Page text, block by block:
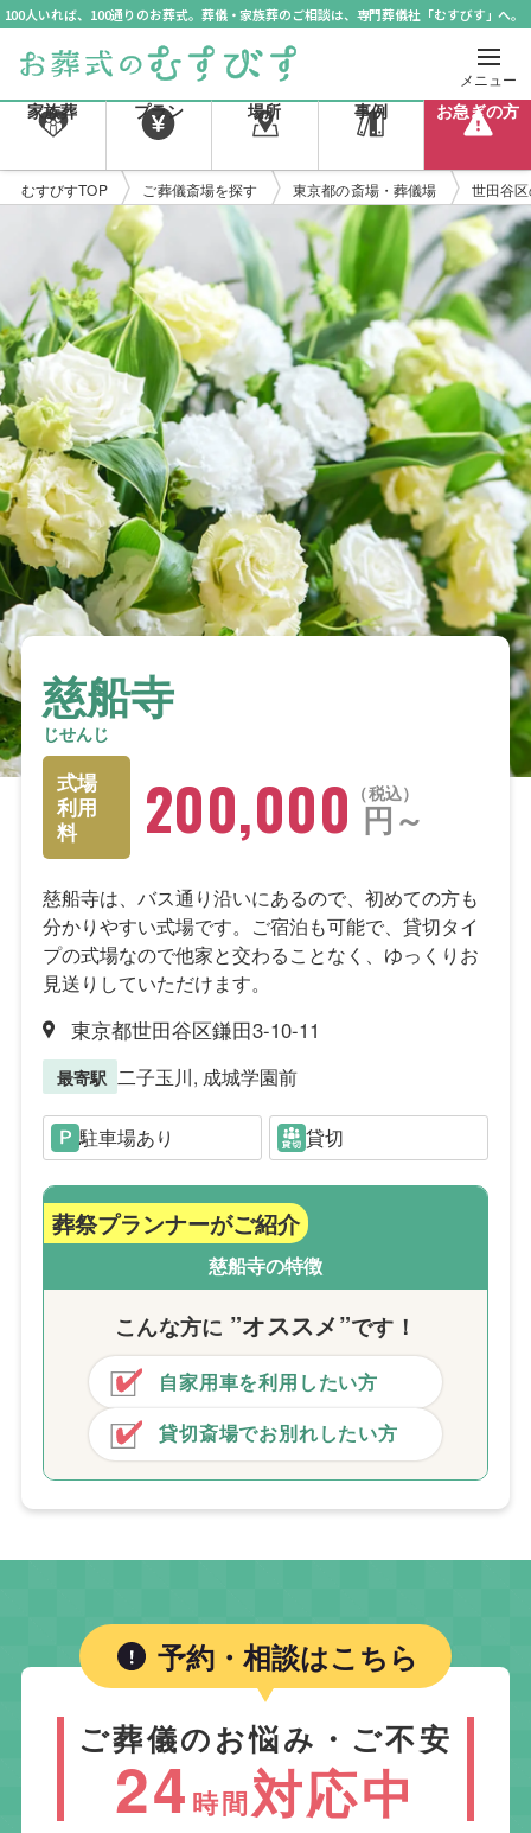
100人いれば、100通りのお葬式。葬儀・家族葬のご相談は、専門葬儀社「むすびす」へ。
メニュー
家族葬 プラン 場所 事例 お急ぎの方
むすびすTOP ご葬儀斎場を探す 東京都の斎場・葬儀場 世田谷
慈船寺
じせんじ
式場
利用
料
税込
200,000 円～
慈船寺は、バス通り沿いにあるので、初めての方も
分かりやすい式場です。ご宿泊も可能で、貸切タイ
プの式場なので他家と交わることなく、ゆっくりお
見送りしていただけます。
東京都世田谷区鎌田3-10-11
最寄駅 二子玉川, 成城学園前
駐車場あり 貸切
葬祭プランナーがご紹介
慈船寺の特徴
こんな方に ”オススメ”です！
自家用車を利用したい方
貸切斎場でお別れしたい方
予約・相談はこちら
ご葬儀のお悩み・ご不安
24 時間対応中